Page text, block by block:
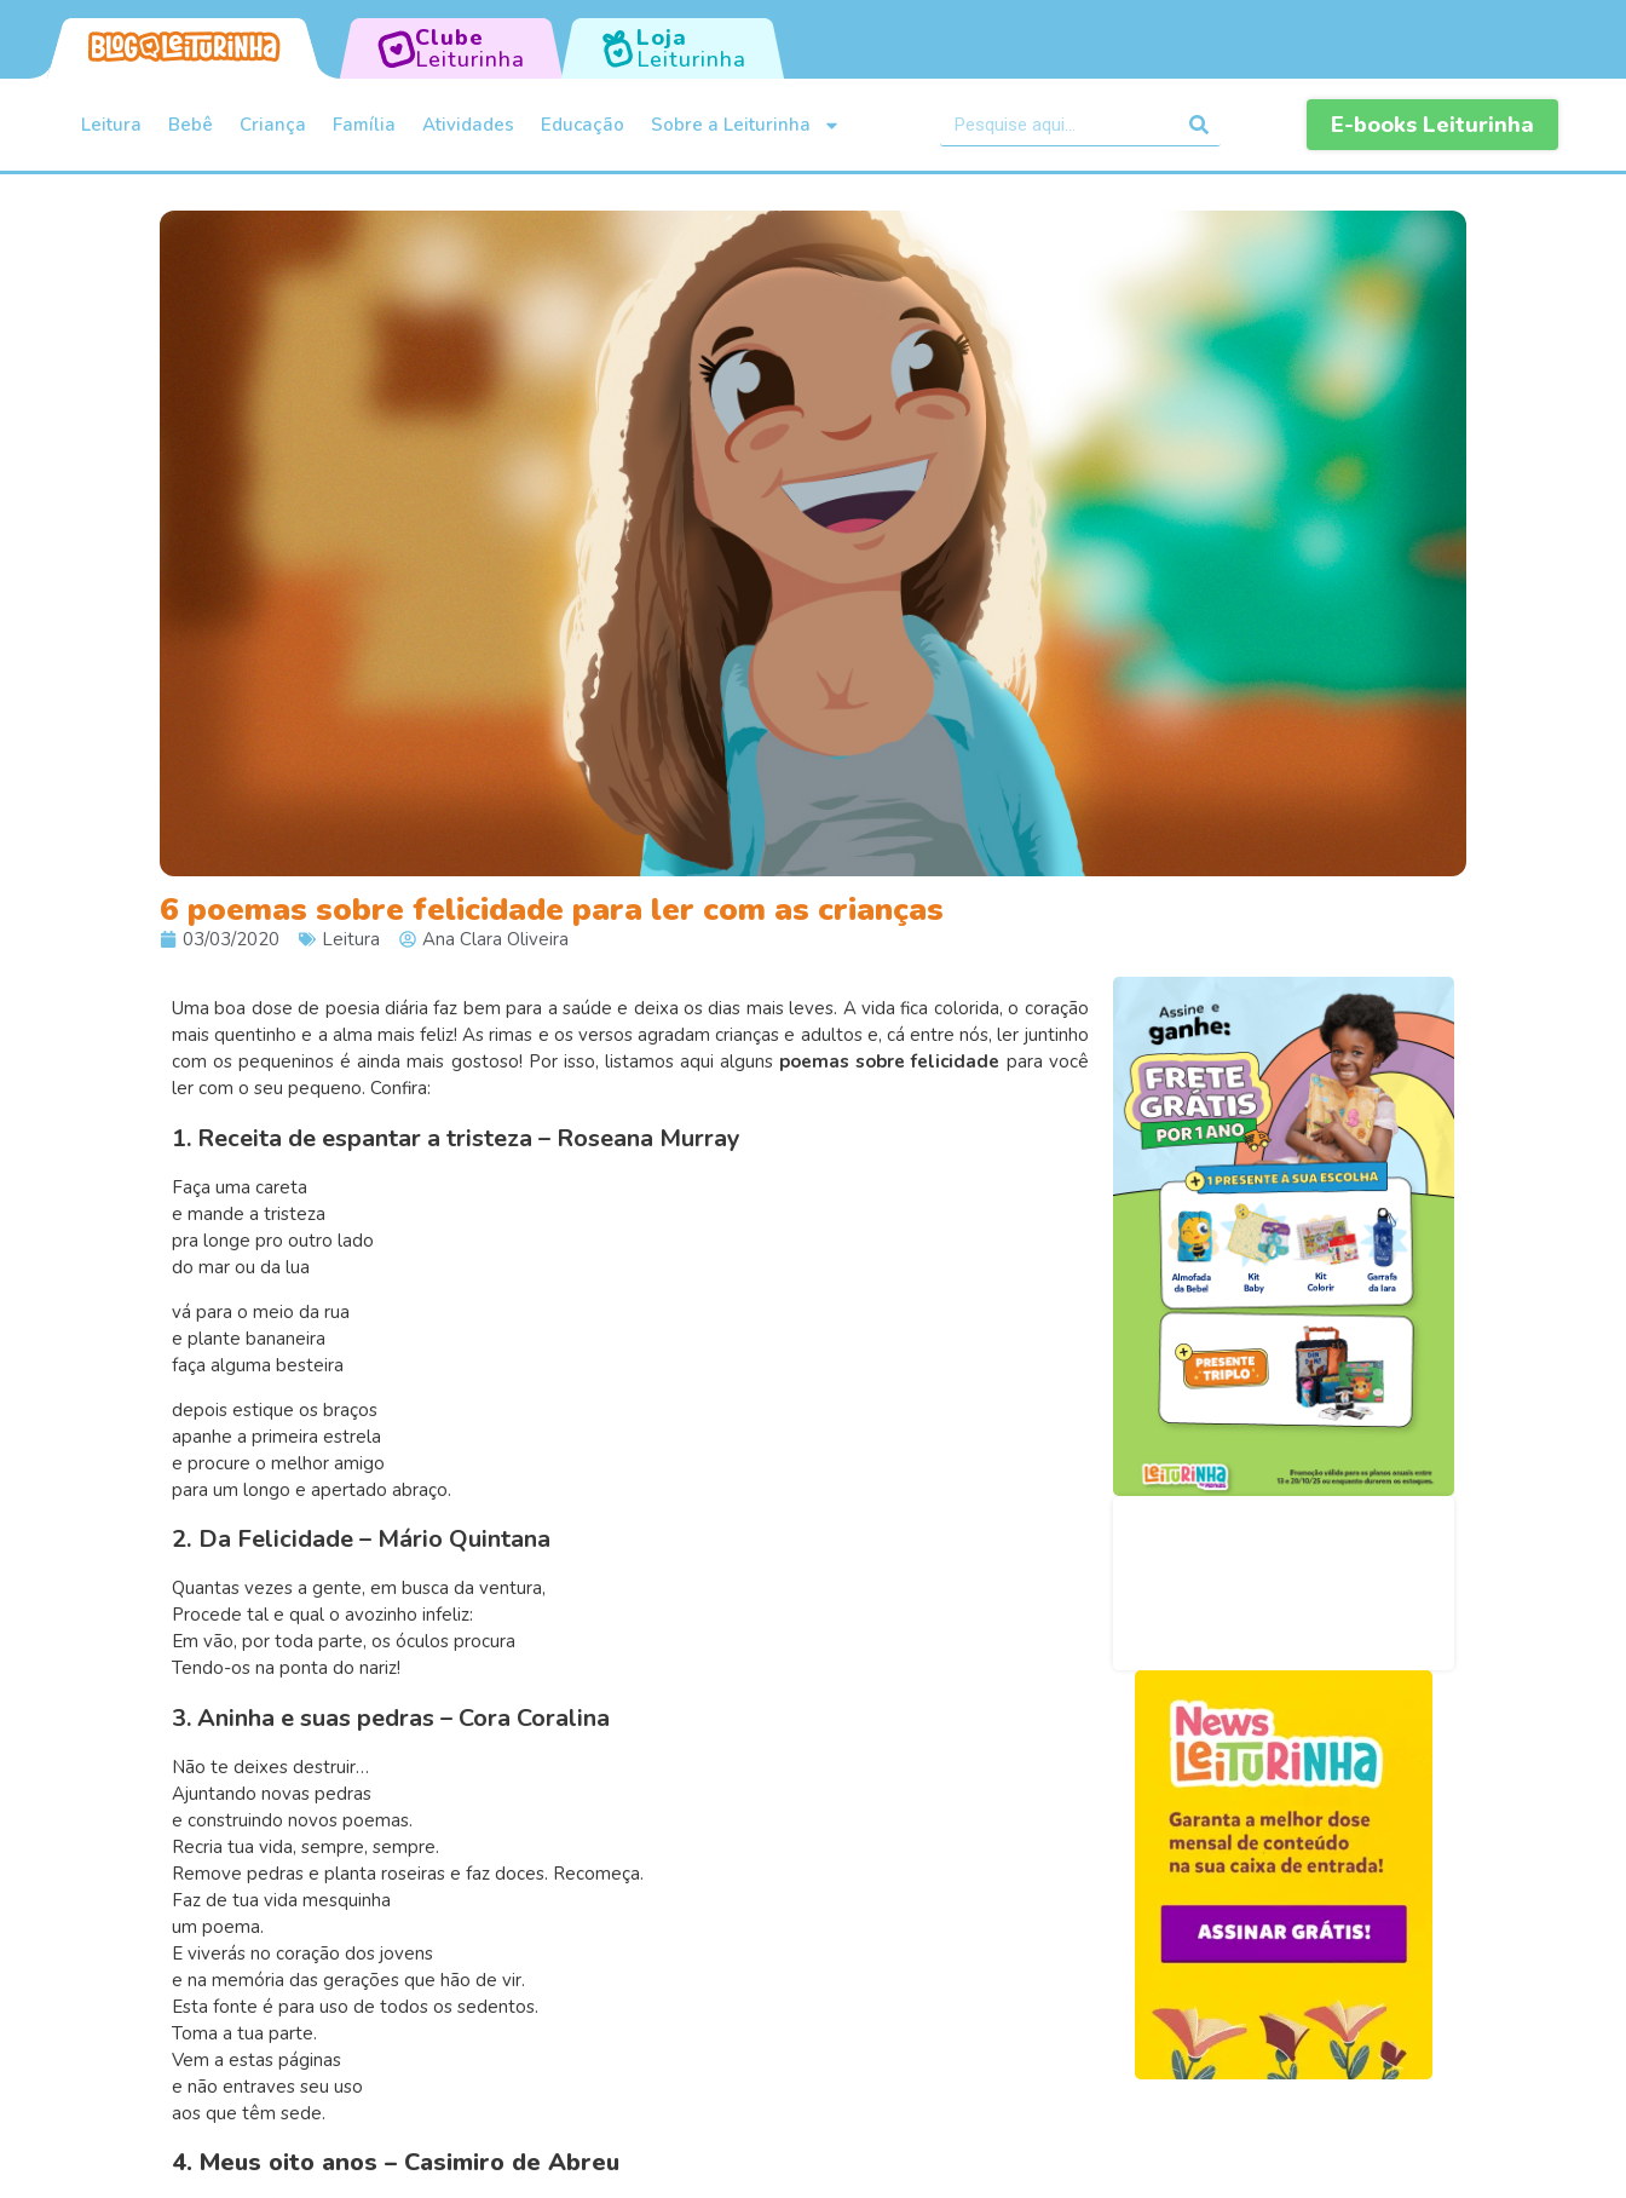
Clube
Leiturinha
Loja
Leiturinha
Leitura Bebê Criança Família Atividades Educação Sobre a Leiturinha E-books Leiturinha
6 poemas sobre felicidade para ler com as crianças
03/03/2020 Leitura Ana Clara Oliveira
Uma boa dose de poesia diária faz bem para a saúde e deixa os dias mais leves. A vida fica colorida, o coração
mais quentinho e a alma mais feliz! As rimas e os versos agradam crianças e adultos e, cá entre nós, ler juntinho
com os pequeninos é ainda mais gostoso! Por isso, listamos aqui alguns poemas sobre felicidade para você
ler com o seu pequeno. Confira:
1. Receita de espantar a tristeza – Roseana Murray
Faça uma careta
e mande a tristeza
pra longe pro outro lado
do mar ou da lua
vá para o meio da rua
e plante bananeira
faça alguma besteira
depois estique os braços
apanhe a primeira estrela
e procure o melhor amigo
para um longo e apertado abraço.
2. Da Felicidade – Mário Quintana
Quantas vezes a gente, em busca da ventura,
Procede tal e qual o avozinho infeliz:
Em vão, por toda parte, os óculos procura
Tendo-os na ponta do nariz!
3. Aninha e suas pedras – Cora Coralina
Não te deixes destruir…
Ajuntando novas pedras
e construindo novos poemas.
Recria tua vida, sempre, sempre.
Remove pedras e planta roseiras e faz doces. Recomeça.
Faz de tua vida mesquinha
um poema.
E viverás no coração dos jovens
e na memória das gerações que hão de vir.
Esta fonte é para uso de todos os sedentos.
Toma a tua parte.
Vem a estas páginas
e não entraves seu uso
aos que têm sede.
4. Meus oito anos – Casimiro de Abreu